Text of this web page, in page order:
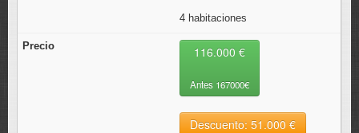
4 habitaciones
116.000 €
Antes 167000€
Descuento: 51.000 €